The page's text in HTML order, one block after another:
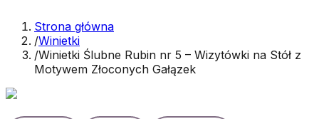
Strona główna
/Winietki
/Winietki Ślubne Rubin nr 5 – Wizytówki na Stół z
Motywem Złoconych Gałązek